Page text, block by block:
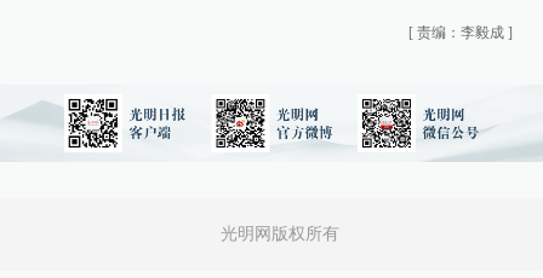
[ 责编：李毅成 ]
光明网版权所有